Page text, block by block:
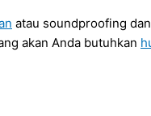
atau soundproofing
akan Anda butuhkan